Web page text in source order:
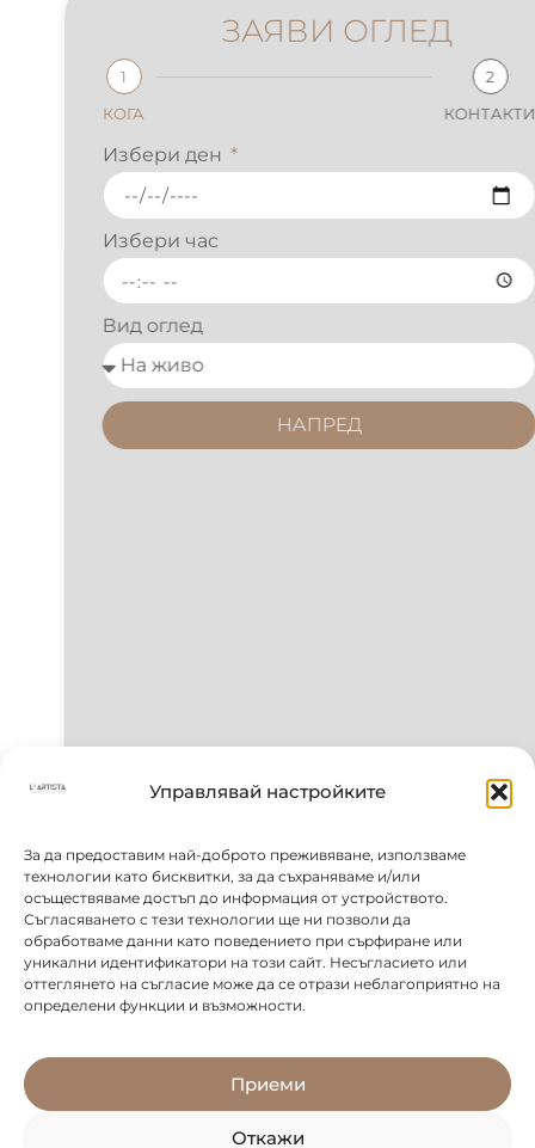
Управлявай настройките
За да предоставим най-доброто преживяване, използваме
технологии като бисквитки, за да съхраняваме и/или
осъществяваме достъп до информация от устройството.
Съгласяването с тези технологии ще ни позволи да
обработваме данни като поведението при сърфиране или
уникални идентификатори на този сайт. Несъгласието или
оттеглянето на съгласие може да се отрази неблагоприятно на
определени функции и възможности.
Приеми
Откажи
ЗАЯВИ ОГЛЕД
КОНТАКТИ
Избери ден
Избери час
Вид оглед
НАПРЕД